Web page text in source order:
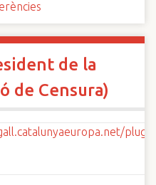
de la
de Censura)